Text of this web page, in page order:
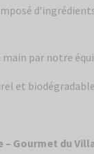
main par notre
et
– Gourmet du